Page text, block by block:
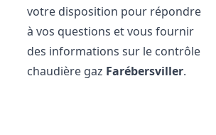
votre disposition pour répondre
à vos questions et vous fournir
des informations sur le contrôle
chaudière gaz Farébersviller.